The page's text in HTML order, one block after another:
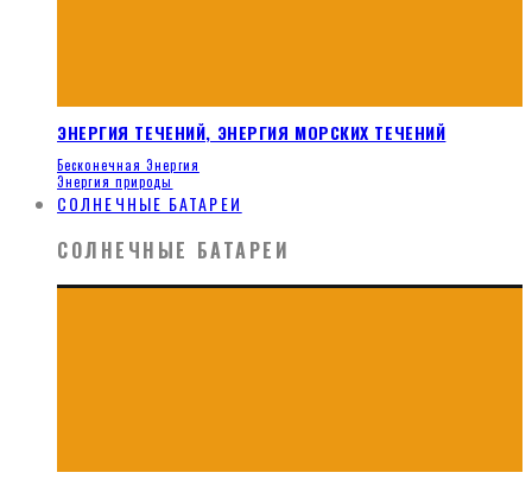
ЭНЕРГИЯ ТЕЧЕНИЙ, ЭНЕРГИЯ МОРСКИХ ТЕЧЕНИЙ
Бесконечная Энергия
Энергия природы
СОЛНЕЧНЫЕ БАТАРЕИ
СОЛНЕЧНЫЕ БАТАРЕИ